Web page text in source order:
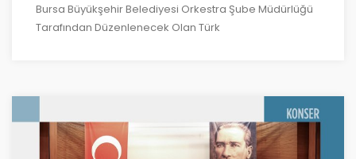
Bursa Büyükşehir Belediyesi Orkestra Şube Müdürlüğü
Tarafından Düzenlenecek Olan Türk